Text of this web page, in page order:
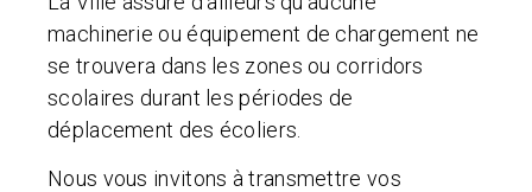
machinerie ou équipement de chargement ne
se trouvera dans les zones ou corridors
scolaires durant les périodes de
déplacement des écoliers.
Nous vous invitons à transmettre vos